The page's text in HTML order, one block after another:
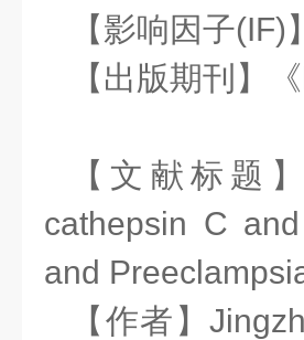
【影响因子(IF)
【出版期刊】
【文献标题
cathepsin C
and
【作者】